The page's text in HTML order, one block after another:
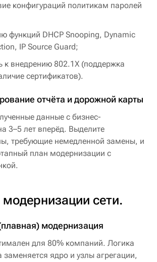
конфигураций политикам паролей
функций DHCP Snooping, Dynamic
IP Source Guard;
к внедрению 802.1X (поддержка
сертификатов).
отчёта и дорожной карты
данные с бизнес-
3–5 лет вперёд. Выделите
требующие немедленной замены, и
план модернизации с
сети.
модернизация
для 80% компаний. Логика
заменяется ядро и узлы агрегации,